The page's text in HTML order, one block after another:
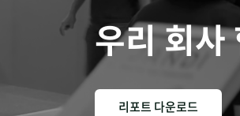
우리 회사
리포트 다운로드